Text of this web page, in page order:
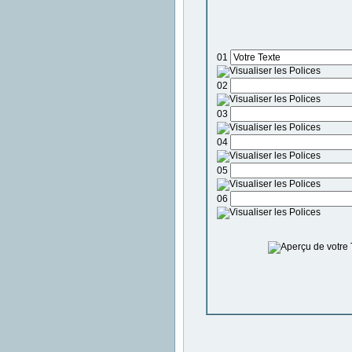
01
02
03
04
05
06